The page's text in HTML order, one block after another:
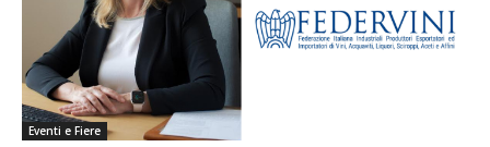
Eventi e Fiere